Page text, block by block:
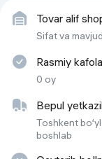
Стандарт связи
Диагональ экрана
Процессор
Количество
(тыловых) камер
Tovar alif
Sifat va
Rasmiy
0 oy
Bepul
Toshkent
boshlab